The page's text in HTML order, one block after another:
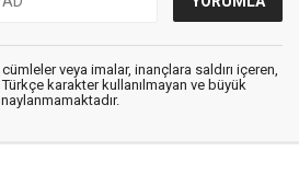
veya imalar, inançlara saldırı içeren,
Türkçe karakter kullanılmayan ve büyük